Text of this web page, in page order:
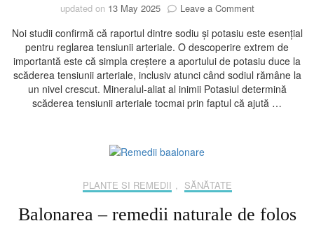
updated on 13 May 2025 Leave a Commenton
aliat
surprinzător
al
inimii.
Cum
te
chiar
Noi studii confirmă că raportul dintre sodiu și potasiu este esențial
pentru reglarea tensiunii arteriale. O descoperire extrem de
importantă este că simpla creștere a aportului de potasiu duce la
scăderea tensiunii arteriale, inclusiv atunci când sodiul rămâne la
un nivel crescut. Mineralul-aliat al inimii Potasiul determină
scăderea tensiunii arteriale tocmai prin faptul că ajută …
PLANTE SI REMEDII , SĂNĂTATE
Balonarea – remedii naturale de folos